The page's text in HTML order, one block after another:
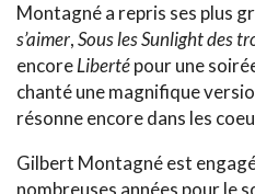
Montagné a repris ses plus
s’aimer,Sous les Sunlight des
encoreLibertépour une
chanté une magnifique
résonne encore dans les
Gilbert Montagné est
nombreuses années pour le